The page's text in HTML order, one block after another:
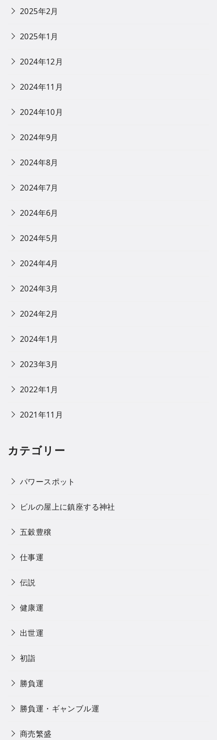
2025年2月
2025年1月
2024年12月
2024年11月
2024年10月
2024年9月
2024年8月
2024年7月
2024年6月
2024年5月
2024年4月
2024年3月
2024年2月
2024年1月
2023年3月
2022年1月
2021年11月
カテゴリー
パワースポット
ビルの屋上に鎮座する神社
五穀豊穣
仕事運
伝説
健康運
出世運
初詣
勝負運
勝負運・ギャンブル運
商売繁盛